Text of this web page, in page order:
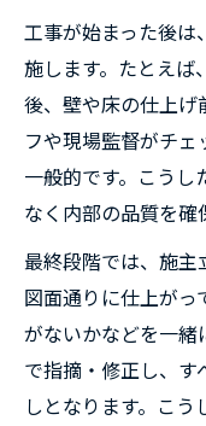
工事が始まった後は
施します。たとえば
後、壁や床の仕上げ
フや現場監督がチ
一般的です。こうし
なく内部の品質を確
最終段階では、施主
図面通りに仕上が
がないかなどを一緒
で指摘・修正し、
しとなります。こ